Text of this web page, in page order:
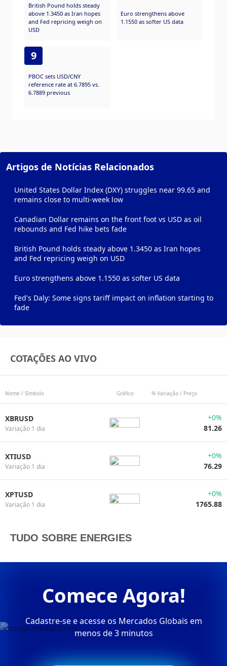
British Pound holds steady
above 1.3450 as Iran hopes
and Fed repricing weigh on
USD
Euro strengthens above
1.1550 as softer US data
9
PBOC sets USD/CNY
reference rate at 6.7895 vs.
6.7889 previous
Artigos de Notícias Relacionados
United States Dollar Index (DXY) struggles near 99.65 and
remains close to multi-week low
Canadian Dollar remains on the front foot vs USD as oil
rebounds and Fed hike bets fade
British Pound holds steady above 1.3450 as Iran hopes
and Fed repricing weigh on USD
Euro strengthens above 1.1550 as softer US data
Fed's Daly: Some signs tariff impact on inflation starting to
fade
COTAÇÕES AO VIVO
Nome / Símbolo Gráfico % Variação / Preço
XBRUSD
Variação 1 dia
+0%
81.26
XTIUSD
Variação 1 dia
+0%
76.29
XPTUSD
Variação 1 dia
+0%
1765.88
TUDO SOBRE ENERGIES
Comece Agora!
Cadastre-se e acesse os Mercados Globais em
menos de 3 minutos